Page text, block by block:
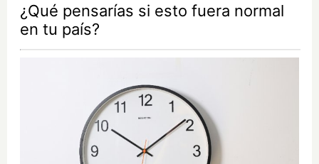
¿Qué pensarías si esto fuera normal
en tu país?